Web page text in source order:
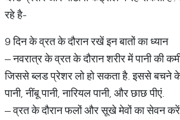
रहे है-
9 दिन के व्रत के दौरान रखें इन बातों का ध्यान
– नवरात्र के व्रत के दौरान शरीर में पानी की
जिससे ब्लड प्रेशर लो हो सकता है. इससे बचने के
पानी, नींबू पानी, नारियल पानी, और छाछ पीएं.
– व्रत के दौरान फलों और सूखे मेवों का सेवन